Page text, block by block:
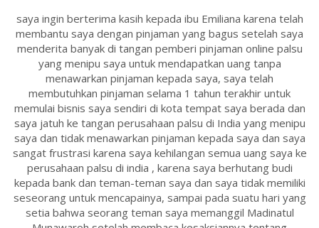
saya ingin berterima kasih kepada ibu Emiliana karena telah
membantu saya dengan pinjaman yang bagus setelah saya
menderita banyak di tangan pemberi pinjaman online palsu
yang menipu saya untuk mendapatkan uang tanpa
menawarkan pinjaman kepada saya, saya telah
membutuhkan pinjaman selama 1 tahun terakhir untuk
memulai bisnis saya sendiri di kota tempat saya berada dan
saya jatuh ke tangan perusahaan palsu di India yang menipu
saya dan tidak menawarkan pinjaman kepada saya dan saya
sangat frustrasi karena saya kehilangan semua uang saya ke
perusahaan palsu di india , karena saya berhutang budi
kepada bank dan teman-teman saya dan saya tidak memiliki
seseorang untuk mencapainya, sampai pada suatu hari yang
setia bahwa seorang teman saya memanggil Madinatul